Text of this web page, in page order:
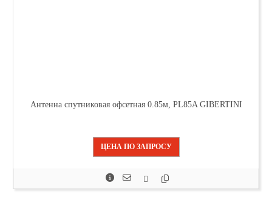
Антенна спутниковая офсетная 0.85м, PL85A GIBERTINI
ЦЕНА ПО ЗАПРОСУ